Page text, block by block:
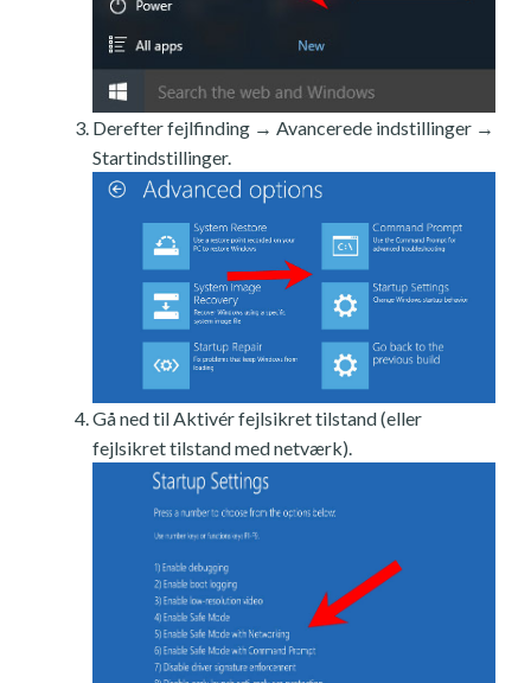
Derefter fejlfinding → Avancerede indstillinger →
Startindstillinger.
Gå ned til Aktivér fejlsikret tilstand (eller
fejlsikret tilstand med netværk).